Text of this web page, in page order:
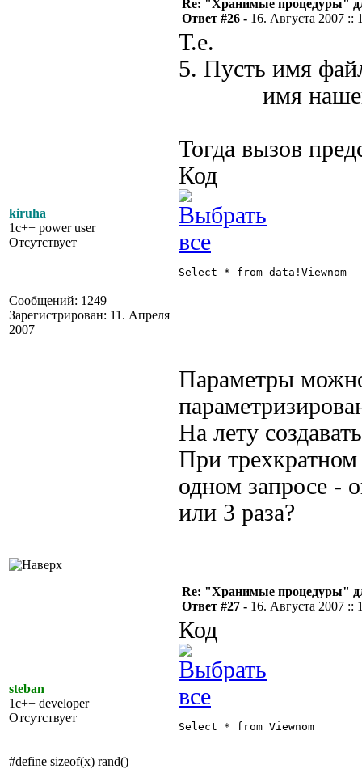
kiruha
1c++ power user
Отсутствует
Сообщений: 1249
Зарегистрирован: 11. Апреля
2007
Re: "Хранимые процедуры"
Ответ #26 - 16. Августа 2007 ::
Т.е.
5. Пусть имя
имя нашего
Тогда вызов
Код
Select * from data!Viewnom
Параметры
На лету
При
одном запросе -
или 3 раза?
steban
1c++ developer
Отсутствует
#define sizeof(x) rand()
Re: "Хранимые процедуры"
Ответ #27 - 16. Августа 2007 ::
Код
Select * from Viewnom